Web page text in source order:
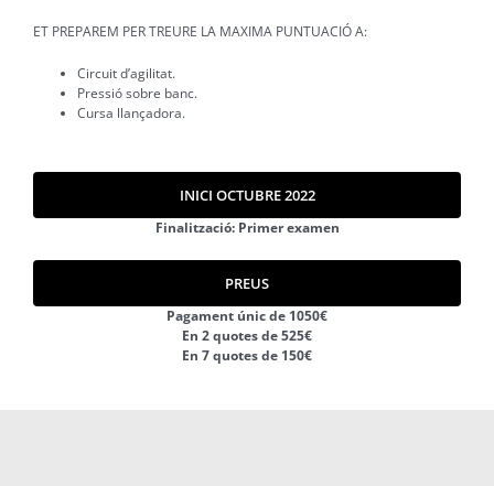
ET PREPAREM PER TREURE LA MAXIMA PUNTUACIÓ A:
Circuit d’agilitat.
Pressió sobre banc.
Cursa llançadora.
INICI OCTUBRE 2022
Finalització: Primer examen
PREUS
Pagament únic de 1050€
En 2 quotes de 525€
En 7 quotes de 150€